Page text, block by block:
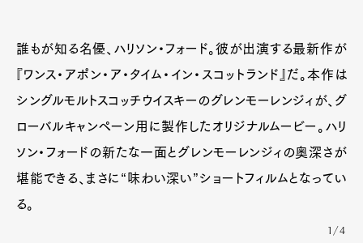
誰もが知る名優、ハリソン・フォード。彼が出演する最新作が
『ワンス・アポン・ア・タイム・イン・スコットランド』だ。本作は
シングルモルトスコッチウイスキーのグレンモーレンジィが、グ
ローバルキャンペーン用に製作したオリジナルムービー。ハリ
ソン・フォードの新たな一面とグレンモーレンジィの奥深さが
堪能できる、まさに“味わい深い”ショートフィルムとなってい
る。
1/4